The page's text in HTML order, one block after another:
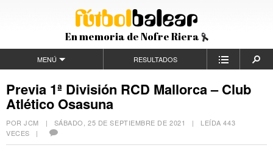
En memoria de Nofre Riera
MENÚ RESULTADOS
Previa 1ª División RCD Mallorca – Club
Atlético Osasuna
POR JCM | SÁBADO, 25 DE SEPTIEMBRE DE 2021
| LEÍDA 443
VECES |